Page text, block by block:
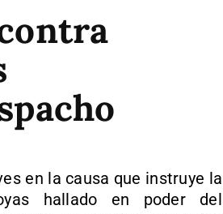
en la causa que instruye la
hallado en poder del